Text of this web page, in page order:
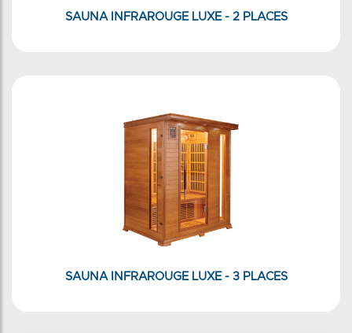
SAUNA INFRAROUGE LUXE - 2 PLACES
SAUNA INFRAROUGE LUXE - 3 PLACES